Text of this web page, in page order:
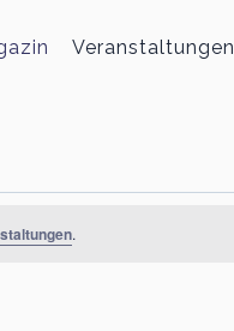
Veranstaltungen
.